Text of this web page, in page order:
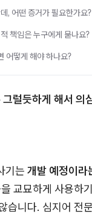
, 어떤 증거가 필요한가요?
책임은 누구에게 묻나요?
어떻게 해야 하나요?
럴듯하게 해서 의
기는 개발 예정이라
교묘하게 사용하
습니다. 심지어 전